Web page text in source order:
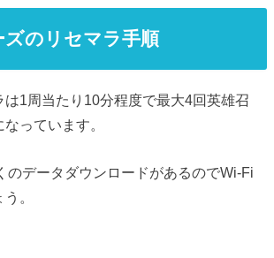
ズのリセマラ手順
は1周当たり10分程度で最大4回英雄召
っています。
のデータダウンロードがあるのでWi-Fi
。